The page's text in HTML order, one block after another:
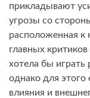
прикладывают
угрозы со
расположенная к
главных
хотела бы играть
однако для
влияния и